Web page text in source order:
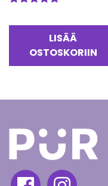
LISÄÄ
OSTOSKORIIN